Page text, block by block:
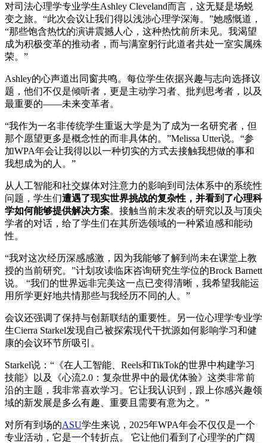
对司法心理学专业学生Ashley Cleveland而言，这无疑是场蜕
变之旅。“此次会议让我们得以浅涉心理学深海。”她感慨道，
“那些饱含热忱的演讲震撼人心，这种热忱前所未见。我渴望
成为积极变革的推动者，而与满室躬行此道者共处一室实属殊
荣。”
Ashley的心声道出同窗共鸣。每位学生依据兴趣与志向选择议
题，他们不仅是倾听者，更是主动学习者、批判思考者，以及
最重要的——未来变革者。
“我作为一名非传统学生重返大学是为了成为一名研究者，但
那个愿望更多是概念性的而非具体的。”Melissa Utter说。“参
加WPA年会让我得以以一种切实的方式去接触我想做的事和
我想成为的人。”
从人工智能和社交媒体对注意力的影响到司法体系中的系统性
问题，学生们遭遇了现实世界挑战的复杂性，并看到了心理科
学如何能够提供解决方案。接触当前未发表的研究以及与顶尖
学者的对话，给了学生们在其所选领域的一种紧迫感和能动
性。
“我对这次经历深感感激，因为我能够了解到尚未在课堂上教
授的当前研究。”计划攻读临床咨询研究生学位的Brock Barnett
说。 “我们的世界远非完美这一点已变得清晰，我希望我能运
用所学更好地共情那些与我经历不同的人。”
会议还强调了保持与创新联结的重要性。另一位心理学专业学
生Cierra Starkel发现自己被探索现代干扰源如何影响学习和健
康的会议环节所吸引。
Starkel说：“《在人工智能、Reels和TikTok的世界中构建学习
技能》以及《心流2.0：复杂世界中的最优体验》这类非常前
沿的主题，我非常喜欢学习。它让我认识到，跟上你感兴趣领
域的新发展是多么有趣、重要且需要有意为之。”
对所有到场的ASU学生来说，2025年WPA年会不仅仅是一个
专业活动，它是一个转折点。 它让他们看到了心理学的广阔